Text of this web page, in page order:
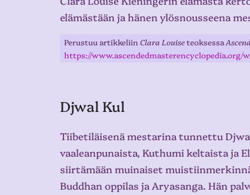
elämästään ja hänen ylösnousseena
Perustuu artikkeliin Clara Louiseteoksessa
https://www.ascendedmasterencyclopedia.org/
Djwal Kul
Tiibetiläisenä mestarina tunnettu
vaaleanpunaista, Kuthumi keltaista ja
siirtämään muinaiset
Buddhan oppilas ja Aryasanga. Hän